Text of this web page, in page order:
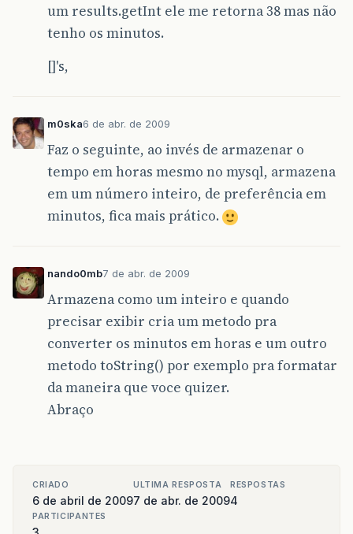
um results.getInt ele me retorna 38 mas não
tenho os minutos.
[]'s,
m0ska6 de abr. de 2009
Faz o seguinte, ao invés de armazenar o
tempo em horas mesmo no mysql, armazena
em um número inteiro, de preferência em
minutos, fica mais prático.
nando0mb7 de abr. de 2009
Armazena como um inteiro e quando
precisar exibir cria um metodo pra
converter os minutos em horas e um outro
metodo toString() por exemplo pra formatar
da maneira que voce quizer.
Abraço
CRIADO
6 de abril de 2009
ULTIMA RESPOSTA
7 de abr. de 2009
RESPOSTAS
4
PARTICIPANTES